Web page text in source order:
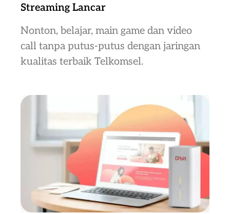
Streaming Lancar
Nonton, belajar, main game dan video
call tanpa putus-putus dengan jaringan
kualitas terbaik Telkomsel.